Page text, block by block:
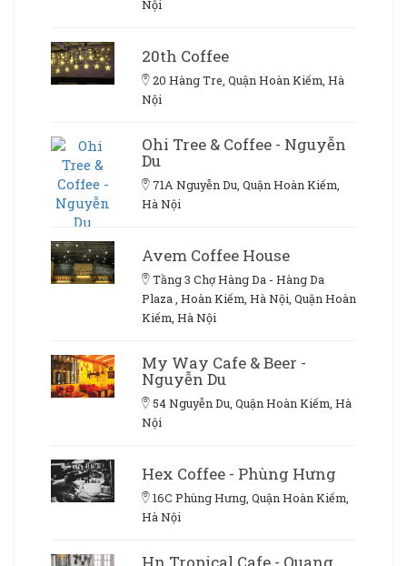
Nội
20th Coffee
20 Hàng Tre, Quận Hoàn Kiếm, Hà
Nội
Ohi Tree & Coffee - Nguyễn
Du
71A Nguyễn Du, Quận Hoàn Kiếm,
Hà Nội
Avem Coffee House
Tầng 3 Chợ Hàng Da - Hàng Da
Plaza , Hoàn Kiếm, Hà Nội, Quận Hoàn
Kiếm, Hà Nội
My Way Cafe & Beer -
Nguyễn Du
54 Nguyễn Du, Quận Hoàn Kiếm, Hà
Nội
Hex Coffee - Phùng Hưng
16C Phùng Hưng, Quận Hoàn Kiếm,
Hà Nội